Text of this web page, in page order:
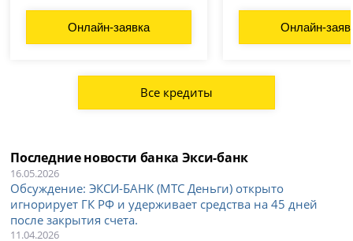
Онлайн-заявка Онлайн-
Все кредиты
Последние новости банка Экси-банк
16.05.2026
Обсуждение: ЭКСИ-БАНК (МТС Деньги) открыто
игнорирует ГК РФ и удерживает средства на 45 дней
после закрытия счета.
11.04.2026